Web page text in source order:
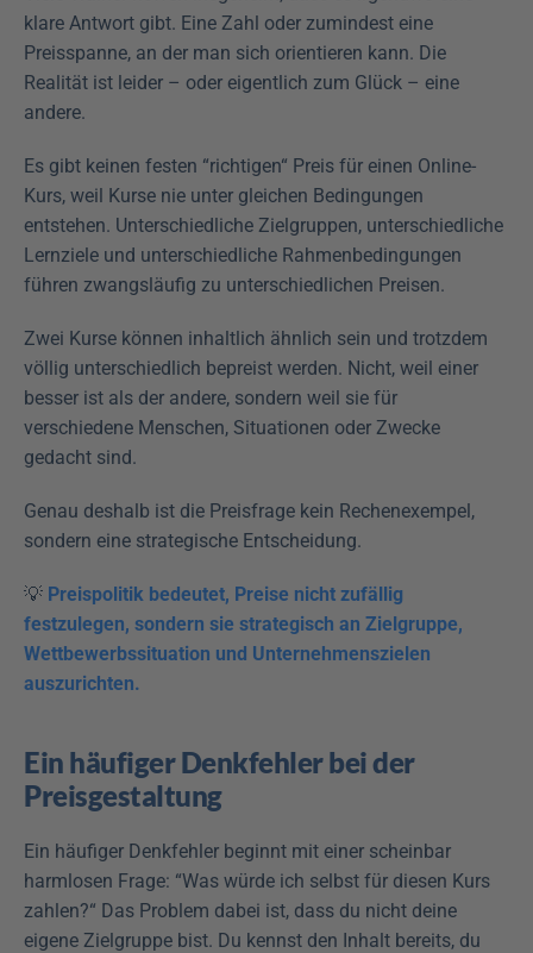
klare Antwort gibt. Eine Zahl oder zumindest eine
Preisspanne, an der man sich orientieren kann. Die
Realität ist leider – oder eigentlich zum Glück – eine
andere.
Es gibt keinen festen “richtigen“ Preis für einen Online-
Kurs, weil Kurse nie unter gleichen Bedingungen
entstehen. Unterschiedliche Zielgruppen, unterschiedliche
Lernziele und unterschiedliche Rahmenbedingungen
führen zwangsläufig zu unterschiedlichen Preisen.
Zwei Kurse können inhaltlich ähnlich sein und trotzdem
völlig unterschiedlich bepreist werden. Nicht, weil einer
besser ist als der andere, sondern weil sie für
verschiedene Menschen, Situationen oder Zwecke
gedacht sind.
Genau deshalb ist die Preisfrage kein Rechenexempel,
sondern eine strategische Entscheidung.
💡 Preispolitik bedeutet, Preise nicht zufällig
festzulegen, sondern sie strategisch an Zielgruppe,
Wettbewerbssituation und Unternehmenszielen
auszurichten.
Ein häufiger Denkfehler bei der
Preisgestaltung
Ein häufiger Denkfehler beginnt mit einer scheinbar
harmlosen Frage: “Was würde ich selbst für diesen Kurs
zahlen?“ Das Problem dabei ist, dass du nicht deine
eigene Zielgruppe bist. Du kennst den Inhalt bereits, du